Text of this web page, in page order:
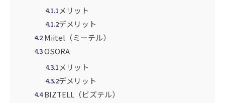
4.1.1 メリット
4.1.2デメリット
4.2 Miitel（ミーテル）
4.3OSORA
4.3.1 メリット
4.3.2デメリット
4.4 BIZTELL（ビズテル）